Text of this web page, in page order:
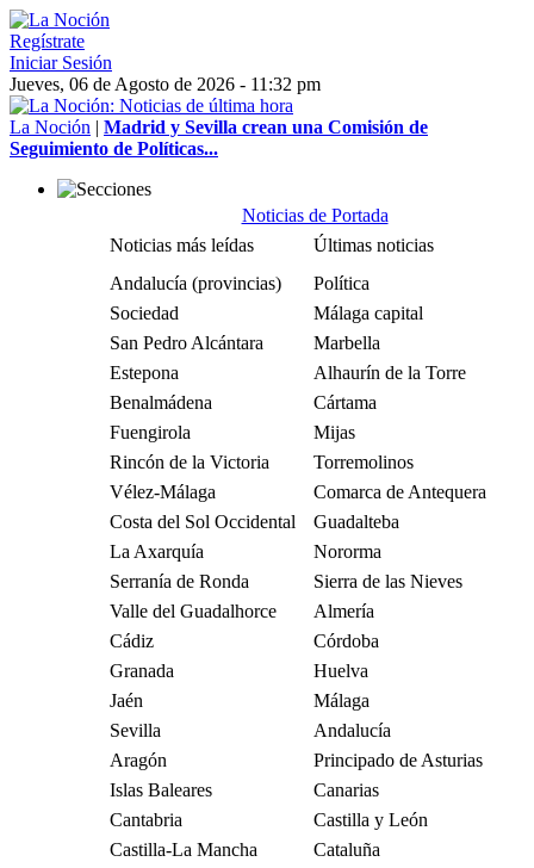
Regístrate
Iniciar Sesión
Jueves, 06 de Agosto de 2026 - 11:32 pm
La Noción | Madrid y Sevilla crean una Comisión de
Seguimiento de Políticas...
Noticias de Portada
Noticias más leídas
Últimas noticias
Andalucía (provincias)
Política
Sociedad
Málaga capital
San Pedro Alcántara
Marbella
Estepona
Alhaurín de la Torre
Benalmádena
Cártama
Fuengirola
Mijas
Rincón de la Victoria
Torremolinos
Vélez-Málaga
Comarca de Antequera
Costa del Sol Occidental
Guadalteba
La Axarquía
Nororma
Serranía de Ronda
Sierra de las Nieves
Valle del Guadalhorce
Almería
Cádiz
Córdoba
Granada
Huelva
Jaén
Málaga
Sevilla
Andalucía
Aragón
Principado de Asturias
Islas Baleares
Canarias
Cantabria
Castilla y León
Castilla-La Mancha
Cataluña